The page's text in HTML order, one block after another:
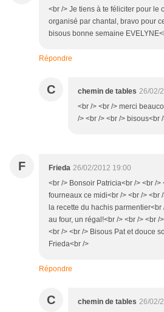
<br /> Je tiens à te féliciter pour le
organisé par chantal, bravo pour
bisous bonne semaine
Répondre
C chemin de tables 26/02/
<br /> <br /> merci
/> <br /> <br /> bisous<br
F Frieda 26/02/2012 19:00
<br /> Bonsoir Patricia<br /> <br /
fourneaux ce midi<br /> <br /> <br
la recette du hachis
au four, un régal!<br /> <br /> <br /
<br /> <br /> Bisous Pat et douce
Frieda<br />
Répondre
C chemin de tables 26/02/